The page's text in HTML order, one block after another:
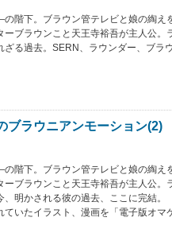
階下。ブラウン管テレビと娘の綯え
ーブラウンこと天王寺裕吾が主人公。
ざる過去。SERN、ラウンダー、ブラ
ブラウニアンモーション(2)
階下。ブラウン管テレビと娘の綯え
ブラウンこと天王寺裕吾が主人公。
、明かされる彼の過去、ここに完結
いたイラスト、漫画を「電子版オマ